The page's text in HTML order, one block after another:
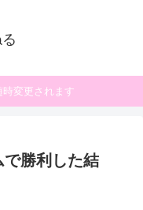
変更されます
勝利した結